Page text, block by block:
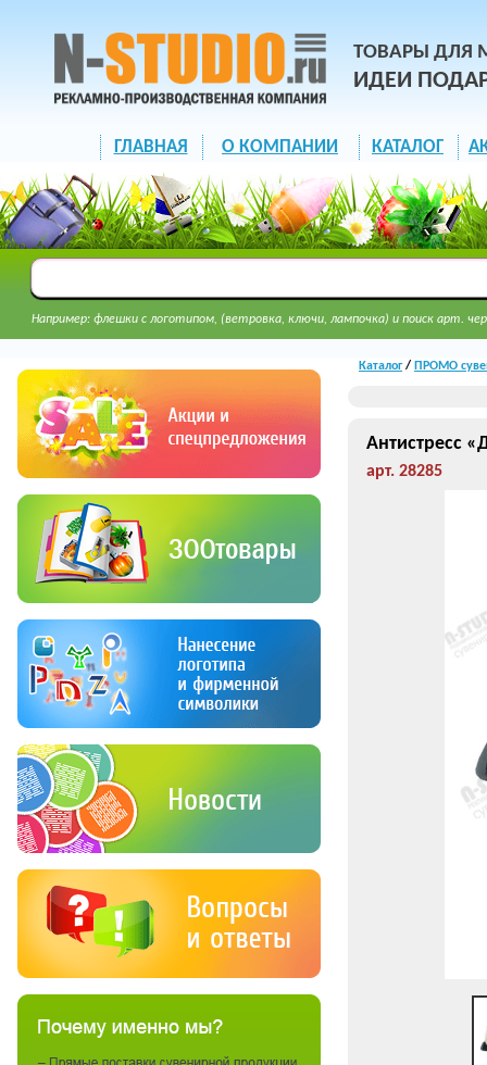
ТОВАРЫ ДЛЯ
ИДЕИ
ГЛАВНАЯ О КОМПАНИИ КАТАЛОГ
Например: флешки с логотипом, (ветровка, ключи, лампочка) и поиск арт.
Каталог/ ПРОМО
Антистресс
арт. 28285